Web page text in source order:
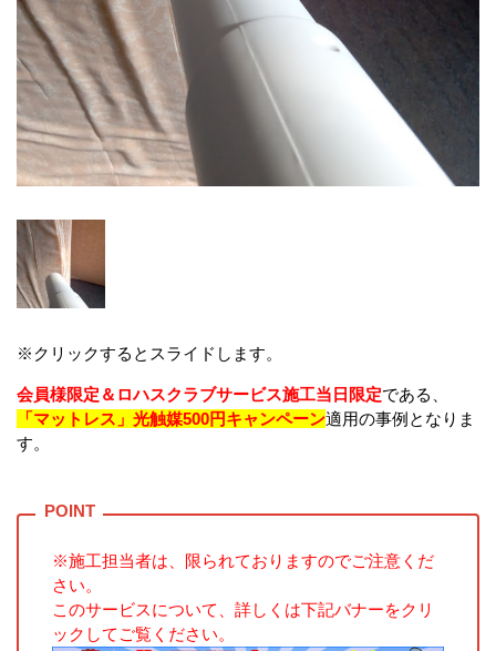
※クリックするとスライドします。
会員様限定＆ロハスクラブサービス施工当日限定である、
「マットレス」光触媒500円キャンペーン適用の事例となりま
す。
※施工担当者は、限られておりますのでご注意くだ
さい。
このサービスについて、詳しくは下記バナーをクリ
ックしてご覧ください。